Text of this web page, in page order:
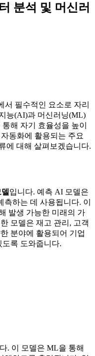
분석 및 머신러
필수적인 요소로 자리
능(AI)과 머신러닝(ML)
해 자기 효율성을 높이
동화에 활용되는 주요
에 대해 살펴보겠습니다.
입니다. 예측 AI 모델은
하는 데 사용됩니다. 이
발생 가능한 미래의 가
모델은 재고 관리, 고객
분야에 활용되어 기업
록 도와줍니다.
. 이 모델은 ML을 통해